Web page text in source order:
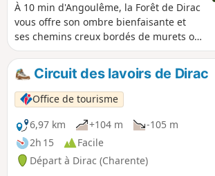
À 10 min d'Angoulême, la Forêt de Dirac
vous offre son ombre bienfaisante et
ses chemins creux bordés de murets ou
larges allées forestières. Profitez de
cette belle immersion dans la nature
pour y découvrir sa faune et sa flore. Au
printemps, vous pourrez y repérer la
spectaculaire floraison de l'asphodèle.
Circuit des lavoirs de Dirac
Office de tourisme
6,97 km
+104 m
-105 m
2h 15
Facile
Départ à Dirac (Charente)